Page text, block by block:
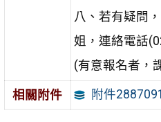
八、若有疑問
姐，連絡電話
(有意報名者，
相關附件 附件